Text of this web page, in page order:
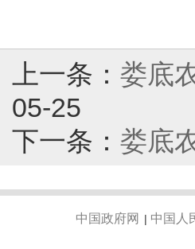
上一条： 娄底
05-25
下一条： 娄底
中国政府网 | 中国人